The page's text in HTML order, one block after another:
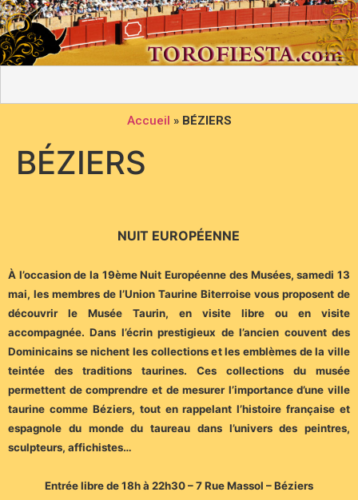
Accueil » BÉZIERS
BÉZIERS
NUIT EUROPÉENNE
À l’occasion de la 19ème Nuit Européenne des Musées, samedi 13
mai, les membres de l’Union Taurine Biterroise vous proposent de
découvrir le Musée Taurin, en visite libre ou en visite
accompagnée. Dans l’écrin prestigieux de l’ancien couvent des
Dominicains se nichent les collections et les emblèmes de la ville
teintée des traditions taurines. Ces collections du musée
permettent de comprendre et de mesurer l’importance d’une ville
taurine comme Béziers, tout en rappelant l’histoire française et
espagnole du monde du taureau dans l’univers des peintres,
sculpteurs, affichistes…
Entrée libre de 18h à 22h30 – 7 Rue Massol – Béziers